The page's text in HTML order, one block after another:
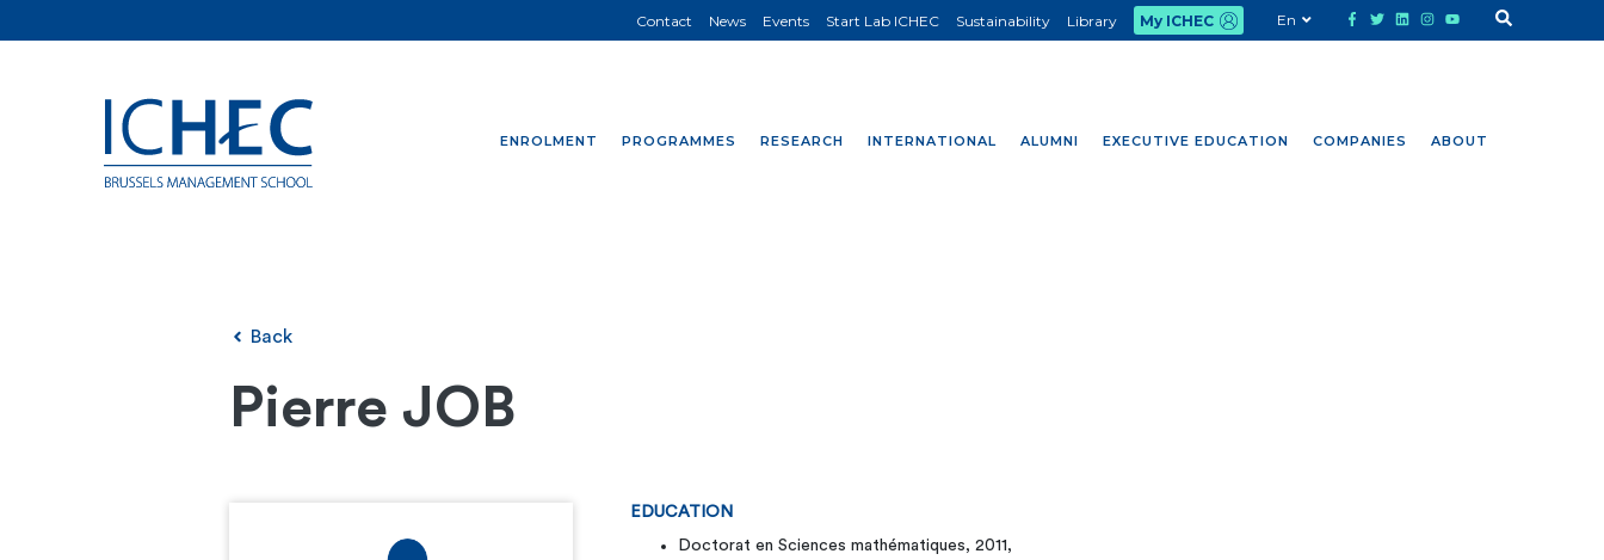
ENROLMENT PROGRAMMES RESEARCH INTERNATIONAL ALUMNI EXECUTIVE EDUCATION COMPANIES ABOUT
Contact News Events Start Lab ICHEC Sustainability Library My ICHEC En
Back
Pierre JOB
EDUCATION
Doctorat en Sciences mathématiques, 2011,